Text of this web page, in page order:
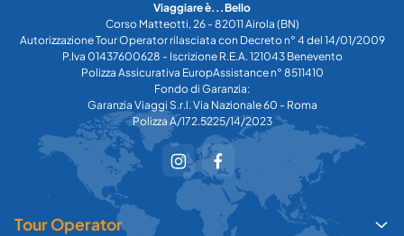
Viaggiare è...Bello
Corso Matteotti, 26 - 82011 Airola (BN)
Autorizzazione Tour Operator rilasciata con Decreto n° 4 del 14/01/2009
P.Iva 01437600628 - Iscrizione R.E.A. 121043 Benevento
Polizza Assicurativa EuropAssistance n° 8511410
Fondo di Garanzia:
Garanzia Viaggi S.r.l. Via Nazionale 60 - Roma
Polizza A/172.5225/14/2023
Tour Operator